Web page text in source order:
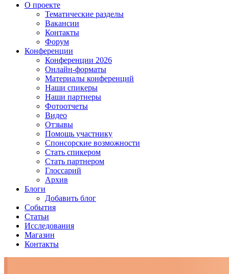
О проекте
Тематические разделы
Вакансии
Контакты
Форум
Конференции
Конференции 2026
Онлайн-форматы
Материалы конференций
Наши спикеры
Наши партнеры
Фотоотчеты
Видео
Отзывы
Помощь участнику
Спонсорские возможности
Стать спикером
Стать партнером
Глоссарий
Архив
Блоги
Добавить блог
События
Статьи
Исследования
Магазин
Контакты